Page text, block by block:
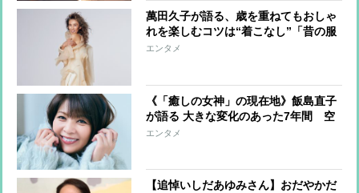
萬田久子が語る、歳を重ねてもおしゃ
れを楽しむコツは“着こなし”「昔の服
も工夫次第。今の自分の顔や体形と相
エンタメ
《「癒しの女神」の現在地》飯島直子
が語る 大きな変化のあった7年間 空
っぽになった心から前を向くきっかけ
エンタメ
【追悼いしだあゆみさん】おだやかだ